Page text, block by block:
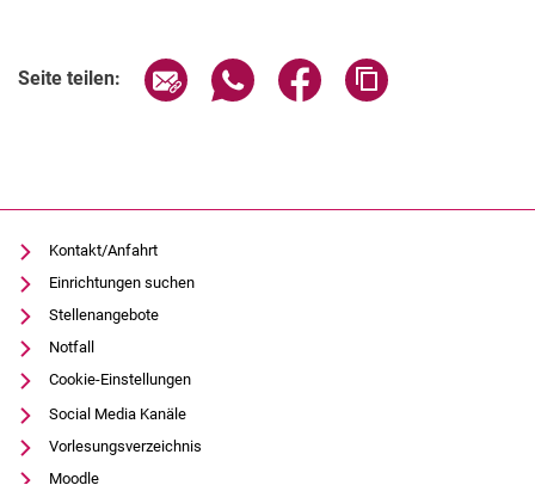
Seite teilen: Seite über E-Mail teilen
Seite über WhatsApp teilen
Seite über Facebook
Kontakt/Anfahrt
Einrichtungen suchen
Stellenangebote
Notfall
Cookie-Einstellungen
Social Media Kanäle
Vorlesungsverzeichnis
Moodle